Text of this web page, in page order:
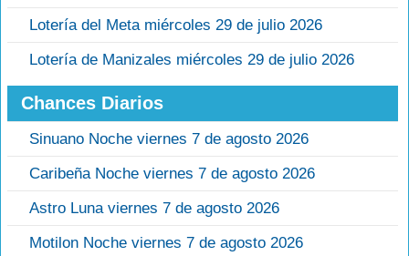
Lotería del Meta miércoles 29 de julio 2026
Lotería de Manizales miércoles 29 de julio 2026
Chances Diarios
Sinuano Noche viernes 7 de agosto 2026
Caribeña Noche viernes 7 de agosto 2026
Astro Luna viernes 7 de agosto 2026
Motilon Noche viernes 7 de agosto 2026